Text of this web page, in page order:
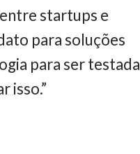
startups e
para soluções
para ser testada
isso.”